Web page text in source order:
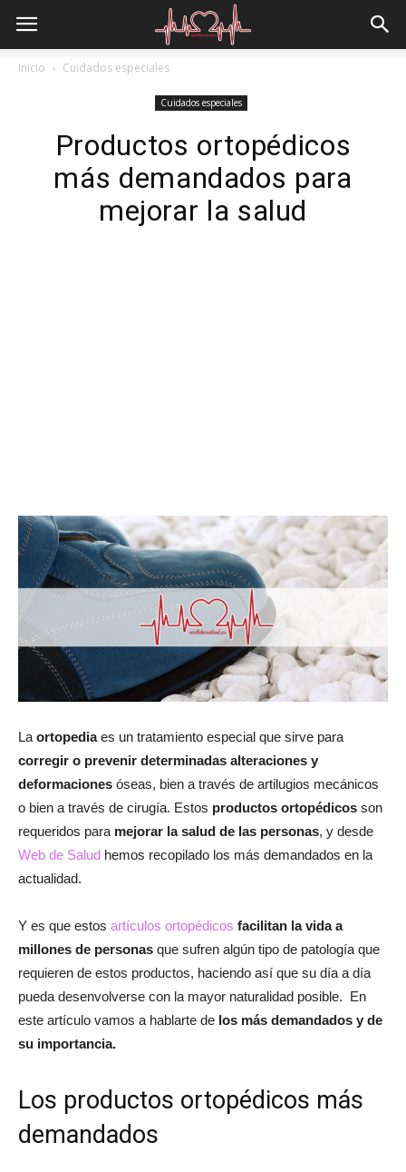
Inicio Cuidados especiales
Cuidados especiales
Productos ortopédicos
más demandados para
mejorar la salud
La ortopediaes un tratamiento especial que sirve para
corregir o prevenir determinadas alteraciones y
deformaciones óseas, bien a través de artilugios mecánicos
o bien a través de cirugía. Estos productos ortopédicos son
requeridos para mejorar la salud de las personas, y desde
Web de Salud hemos recopilado los más demandados en la
actualidad.
Y es que estos artículos ortopédicos facilitan la vida a
millones de personas que sufren algún tipo de patología que
requieren de estos productos, haciendo así que su día a día
pueda desenvolverse con la mayor naturalidad posible. En
este artículo vamos a hablarte de los más demandados y de
su importancia.
Los productos ortopédicos más
demandados